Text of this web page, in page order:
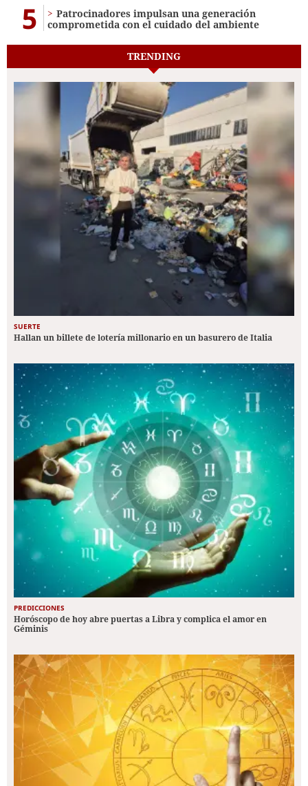
5
Patrocinadores impulsan una generación
comprometida con el cuidado del ambiente
TRENDING
SUERTE
Hallan un billete de lotería millonario en un basurero de Italia
PREDICCIONES
Horóscopo de hoy abre puertas a Libra y complica el amor en
Géminis